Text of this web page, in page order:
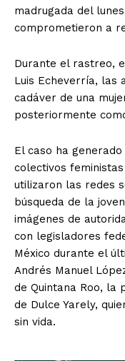
Aguascalientes
Baja California Sur
Chihuahua
Colima Durango
Guanajuato
Michoacán
madrugada del
comprometieron a
Durante el rastreo,
Luis Echeverría, las
cadáver de una
posteriormente
El caso ha
colectivos
utilizaron las redes
búsqueda de la
imágenes de
con legisladores
México durante el
Andrés Manuel
de Quintana Roo, la
de Dulce Yarely,
sin vida.